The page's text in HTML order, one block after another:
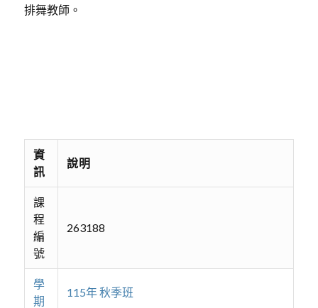
排舞教師。
資
訊
說明
課
程
編
號
263188
學
期
115年 秋季班